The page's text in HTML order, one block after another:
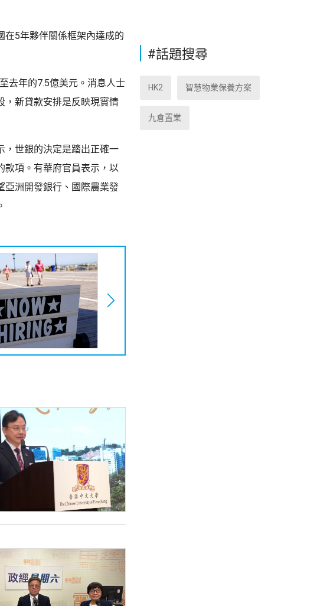
在5年夥伴關係框架內達成的
去年的7.5億美元。消息人士
，新貸款安排是反映現實情
，世銀的決定是踏出正確一
款項。有華府官員表示，以
亞洲開發銀行、國際農業發
#話題搜尋
HK2 智慧物業保養方案
九倉置業